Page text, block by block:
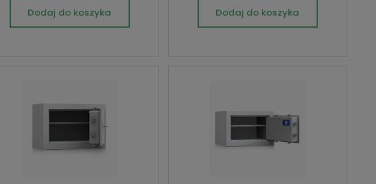
Dodaj do koszyka Dodaj do koszyka